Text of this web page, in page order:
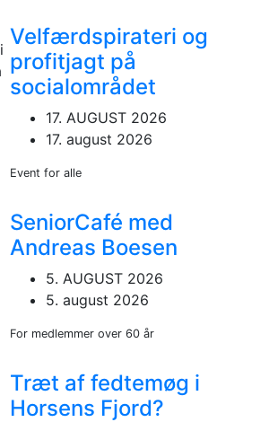
Velfærdspirateri og
profitjagt på
socialområdet
17. AUGUST 2026
17. august 2026
Event for alle
SeniorCafé med
Andreas Boesen
5. AUGUST 2026
5. august 2026
For medlemmer over 60 år
Træt af fedtemøg i
Horsens Fjord?